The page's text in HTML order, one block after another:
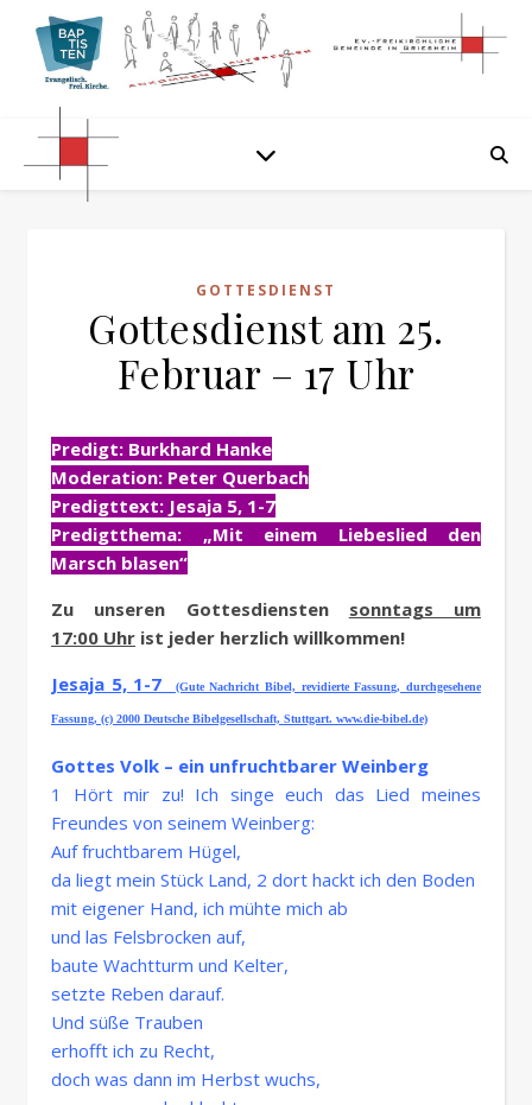
GOTTESDIENST
Gottesdienst am 25.
Februar – 17 Uhr
Predigt: Burkhard Hanke
Moderation: Peter Querbach
Predigttext: Jesaja 5, 1-7
Predigtthema: „Mit einem Liebeslied den
Marsch blasen“
Zu unseren Gottesdiensten sonntags um
17:00 Uhr ist jeder herzlich willkommen!
Jesaja 5, 1-7
(Gute Nachricht Bibel, revidierte Fassung, durchgesehene
Fassung, (c) 2000 Deutsche Bibelgesellschaft, Stuttgart. www.die-bibel.de)
Gottes Volk – ein unfruchtbarer Weinberg
1 Hört mir zu! Ich singe euch das Lied meines
Freundes von seinem Weinberg:
Auf fruchtbarem Hügel,
da liegt mein Stück Land, 2 dort hackt ich den Boden
mit eigener Hand, ich mühte mich ab
und las Felsbrocken auf,
baute Wachtturm und Kelter,
setzte Reben darauf.
Und süße Trauben
erhofft ich zu Recht,
doch was dann im Herbst wuchs,